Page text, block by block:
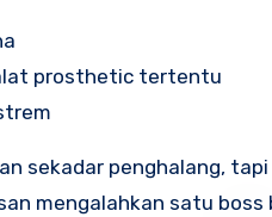
prosthetic tertentu
sekadar penghalang, tapi
mengalahkan satu